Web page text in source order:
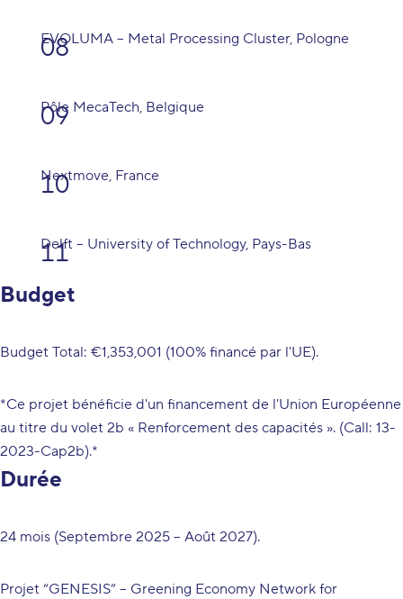
EVOLUMA – Metal Processing Cluster, Pologne
Pôle MecaTech, Belgique
Nextmove, France
Delft – University of Technology, Pays-Bas
Budget
Budget Total: €1,353,001 (100% financé par l'UE).
*Ce projet bénéficie d'un financement de l'Union Européenne
au titre du volet 2b « Renforcement des capacités ». (Call: 13-
2023-Cap2b).*
Durée
24 mois (Septembre 2025 – Août 2027).
Projet “GENESIS” – Greening Economy Network for